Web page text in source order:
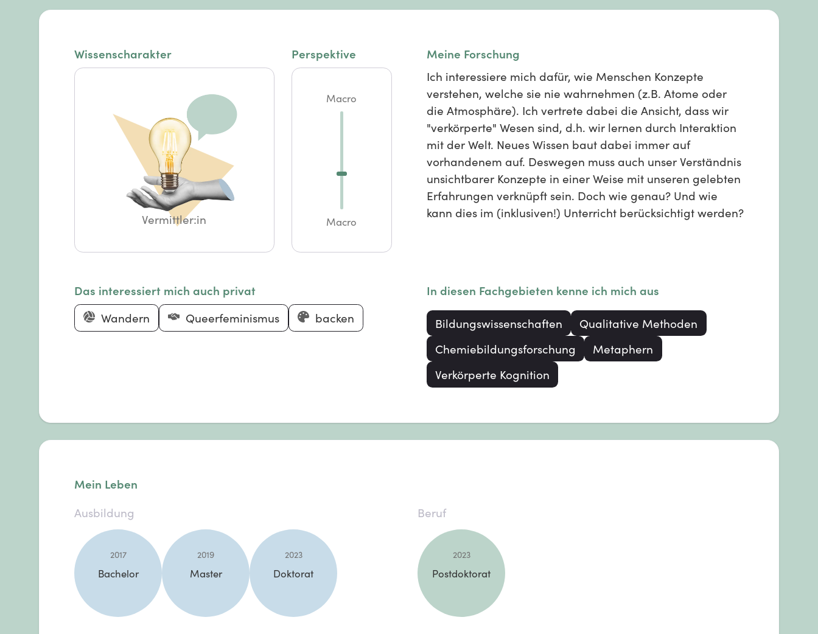
Wissenscharakter
Vermittler:in
Perspektive
Macro
Macro
Meine Forschung
Ich interessiere mich dafür, wie Menschen Konzepte
verstehen, welche sie nie wahrnehmen (z.B. Atome oder
die Atmosphäre). Ich vertrete dabei die Ansicht, dass wir
"verkörperte" Wesen sind, d.h. wir lernen durch Interaktion
mit der Welt. Neues Wissen baut dabei immer auf
vorhandenem auf. Deswegen muss auch unser Verständnis
unsichtbarer Konzepte in einer Weise mit unseren gelebten
Erfahrungen verknüpft sein. Doch wie genau? Und wie
kann dies im (inklusiven!) Unterricht berücksichtigt werden?
Das interessiert mich auch privat
Wandern
Queerfeminismus backen
In diesen Fachgebieten kenne ich mich aus
Bildungswissenschaften
Qualitative Methoden
Chemiebildungsforschung
Metaphern
Verkörperte Kognition
Mein Leben
Ausbildung
2017
Bachelor
2019
Master
2023
Doktorat
Beruf
2023
Postdoktorat